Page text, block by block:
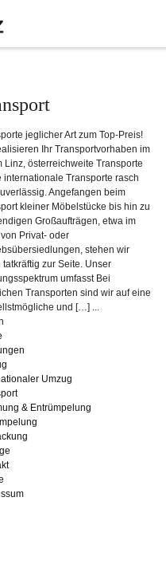
jeglicher Art zum Top-Preis!
Ihr Transportvorhaben im
Linz, österreichweite Transporte
internationale Transporte rasch
Angefangen beim
kleiner Möbelstücke bis hin zu
Großaufträgen, etwa im
Privat- oder
stehen wir
tatkräftig zur Seite. Unser
umfasst Bei
Transporten sind wir auf eine
und […] ...
Umzug
& Entrümpelung